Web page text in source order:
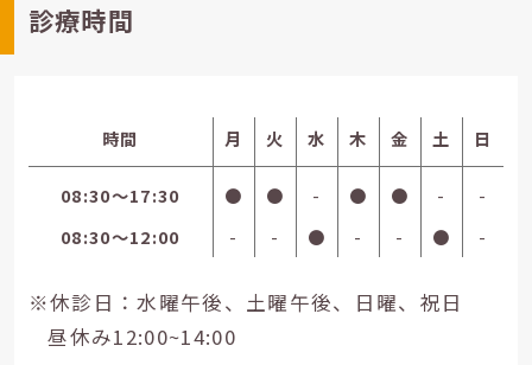
診療時間
時間 月 火 水 木 金 土 日
08:30〜17:30 ● ● - ● ● -
-
08:30〜12:00
- - ● - - ● -
※休診日：水曜午後、土曜午後、日曜、祝日
昼休み12:00~14:00